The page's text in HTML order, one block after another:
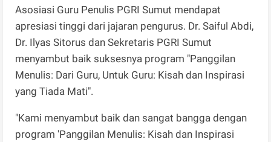
Asosiasi Guru Penulis PGRI Sumut mendapat
apresiasi tinggi dari jajaran pengurus. Dr. Saiful Abdi,
Dr. Ilyas Sitorus dan Sekretaris PGRI Sumut
menyambut baik suksesnya program "Panggilan
Menulis: Dari Guru, Untuk Guru: Kisah dan Inspirasi
yang Tiada Mati".
"Kami menyambut baik dan sangat bangga dengan
program 'Panggilan Menulis: Kisah dan Inspirasi